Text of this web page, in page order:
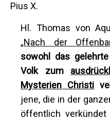
Pius X.
Hl. Thomas von
„Nach der
sowohl das
Volk zum
Mysterien Christi
jene, die in der
öffentlich verkündet